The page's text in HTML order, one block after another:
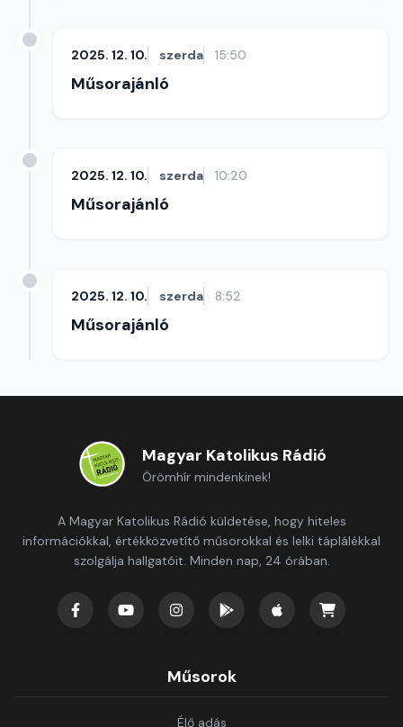
2025. 12. 10. szerda 15:50
Műsorajánló
2025. 12. 10. szerda 10:20
Műsorajánló
2025. 12. 10. szerda 8:52
Műsorajánló
Magyar Katolikus Rádió
Örömhír mindenkinek!
A Magyar Katolikus Rádió küldetése, hogy hiteles
információkkal, értékközvetítő műsorokkal és lelki táplálékkal
szolgálja hallgatóit. Minden nap, 24 órában.
Műsorok
Élő adás